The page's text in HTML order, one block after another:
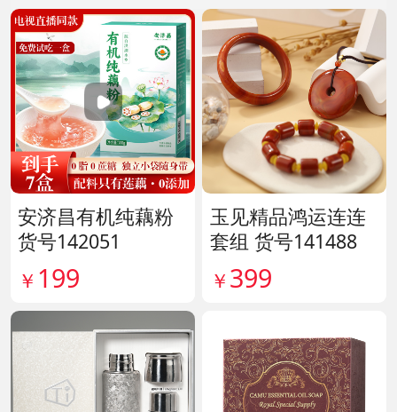
安济昌有机纯藕粉
货号142051
￥ 199
玉见精品鸿运连连
套组 货号141488
￥ 399